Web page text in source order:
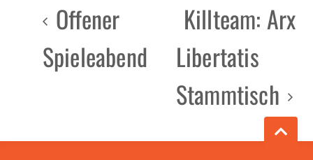
Offener
Spieleabend
Killteam: Arx
Libertatis
Stammtisch